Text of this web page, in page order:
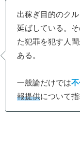
出稼ぎ目的のク
延ばしている。
た犯罪を犯す人
ある。
一般論だけでは
報提供について指